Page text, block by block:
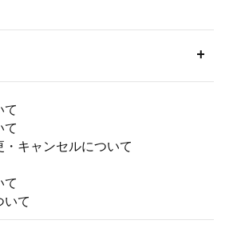
て
て
・キャンセルについて
て
いて